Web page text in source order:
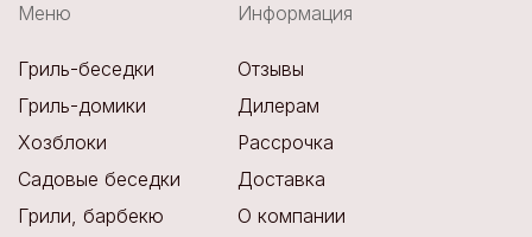
Меню
Гриль-беседки
Гриль-домики
Хозблоки
Садовые беседки
Грили, барбекю
Информация
Отзывы
Дилерам
Рассрочка
Доставка
О компании